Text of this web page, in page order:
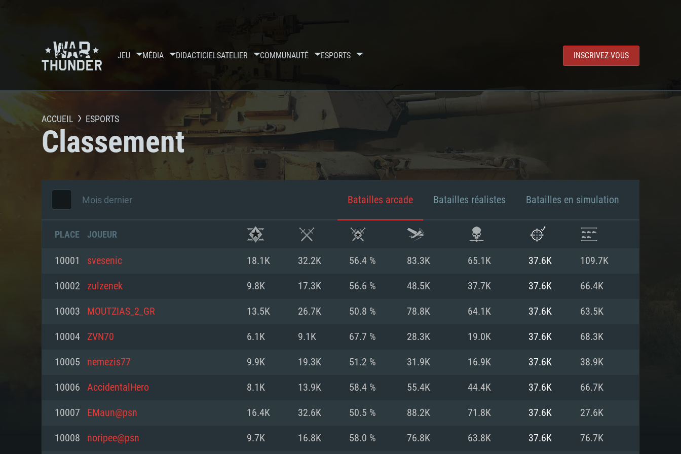
JEU MÉDIA DIDACTICIELSATELIER COMMUNAUTÉ ESPORTS INSCRIVEZ-VOUS
CONFIGURATION SYSTÈME REQUISE
ACCUEIL ESPORTS
Classement
Mois dernier Batailles arcade Batailles réalistes Batailles en simulation
PLACE JOUEUR
10001 svesenic 18.1K 32.2K 56.4 % 83.3K 65.1K 37.6K 109.7K
10002 zulzenek 9.8K 17.3K 56.6 % 48.5K 37.7K 37.6K 66.4K
10003 MOUTZIAS_2_GR 13.5K 26.7K 50.8 % 78.8K 64.1K 37.6K 63.5K
10004 ZVN70 6.1K 9.1K 67.7 % 28.3K 19.0K 37.6K 68.3K
10005 nemezis77 9.9K 19.3K 51.2 % 31.9K 16.9K 37.6K 38.9K
10006 AccidentalHero 8.1K 13.9K 58.4 % 55.4K 44.4K 37.6K 66.7K
10007 EMaun@psn 16.4K 32.6K 50.5 % 88.2K 71.8K 37.6K 27.6K
10008 noripee@psn 9.7K 16.8K 58.0 % 76.8K 63.8K 37.6K 76.7K